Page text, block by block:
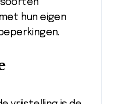
soorten
hun eigen